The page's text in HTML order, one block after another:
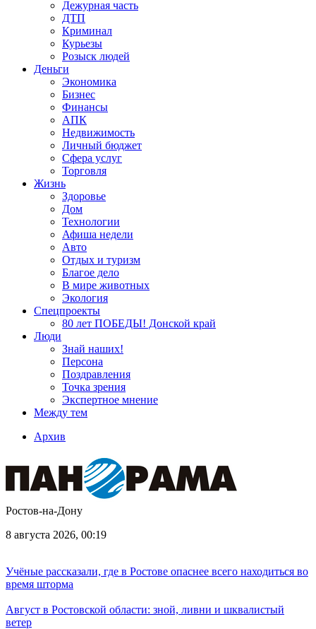
Дежурная часть
ДТП
Криминал
Курьезы
Розыск людей
Деньги
Экономика
Бизнес
Финансы
АПК
Недвижимость
Личный бюджет
Сфера услуг
Торговля
Жизнь
Здоровье
Дом
Технологии
Афиша недели
Авто
Отдых и туризм
Благое дело
В мире животных
Экология
Спецпроекты
80 лет ПОБЕДЫ! Донской край
Люди
Знай наших!
Персона
Поздравления
Точка зрения
Экспертное мнение
Между тем
Архив
Ростов-на-Дону
8 августа 2026, 00:19
Учёные рассказали, где в Ростове опаснее всего находиться во
время шторма
Август в Ростовской области: зной, ливни и шквалистый
ветер